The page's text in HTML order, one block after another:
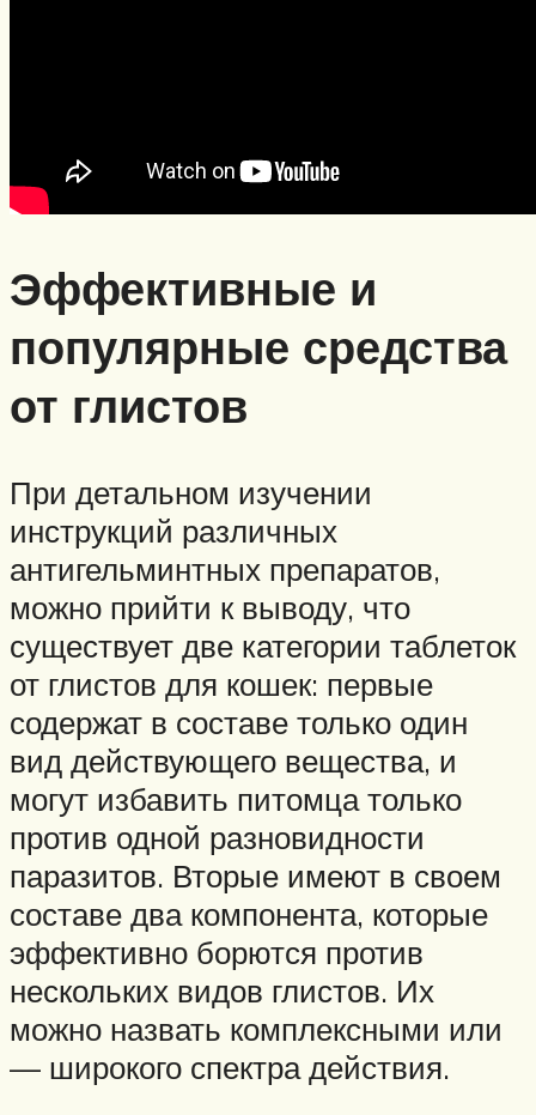
Эффективные и
популярные средства
от глистов
При детальном изучении
инструкций различных
антигельминтных препаратов,
можно прийти к выводу, что
существует две категории таблеток
от глистов для кошек: первые
содержат в составе только один
вид действующего вещества, и
могут избавить питомца только
против одной разновидности
паразитов. Вторые имеют в своем
составе два компонента, которые
эффективно борются против
нескольких видов глистов. Их
можно назвать комплексными или
— широкого спектра действия.